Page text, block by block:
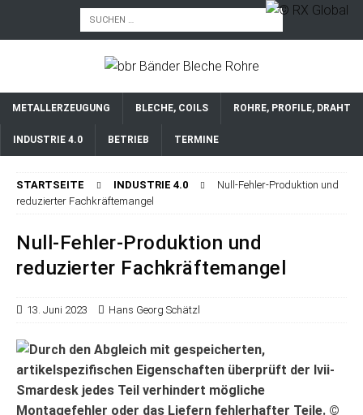
METALLERZEUGUNG BLECHE, COILS ROHRE, PROFILE, DRAHT
INDUSTRIE 4.0 BETRIEB TERMINE
STARTSEITE INDUSTRIE 4.0
Null-Fehler-Produktion und
reduzierter Fachkräftemangel
Null-Fehler-Produktion und
reduzierter Fachkräftemangel
13. Juni 2023 Hans Georg Schätzl